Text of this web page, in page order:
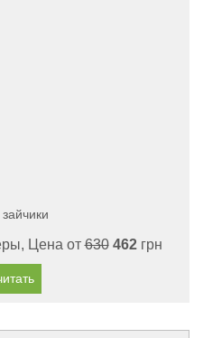
Цена от630 462грн